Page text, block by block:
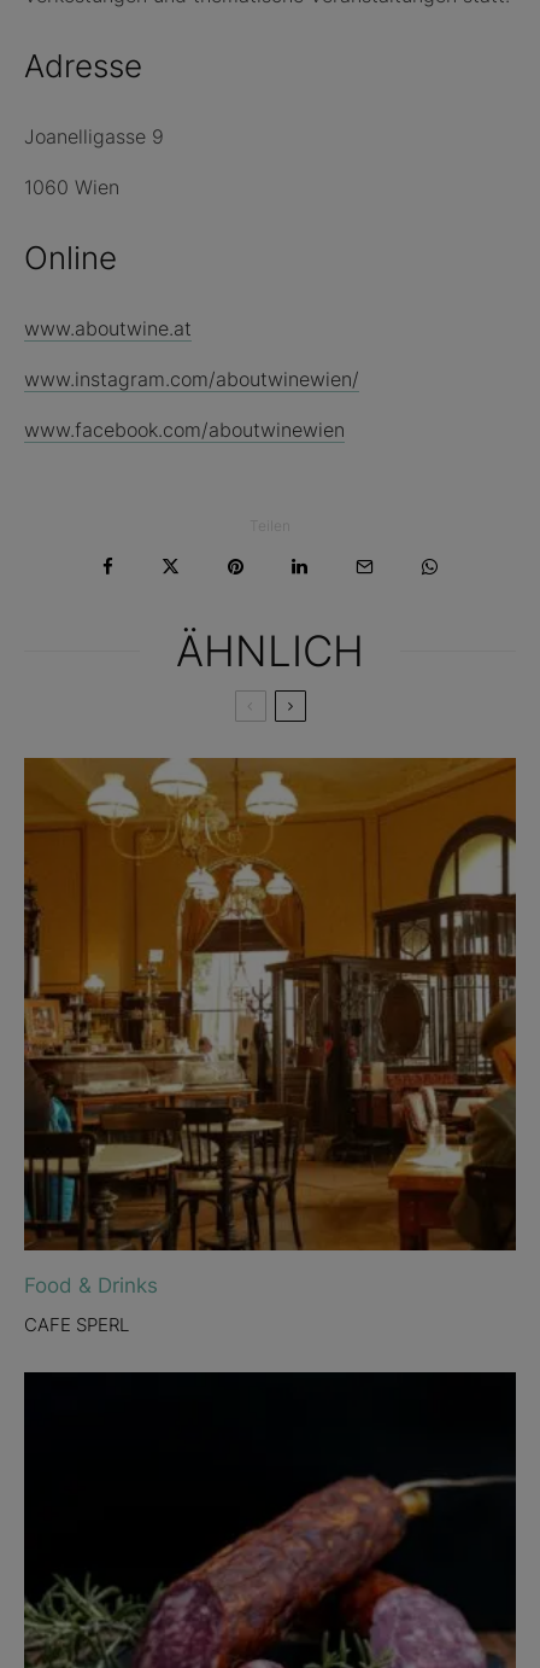
Adresse
Joanelligasse 9
1060 Wien
Online
www.aboutwine.at
www.instagram.com/aboutwinewien/
www.facebook.com/aboutwinewien
Teilen
ÄHNLICH
Food & Drinks
CAFE SPERL